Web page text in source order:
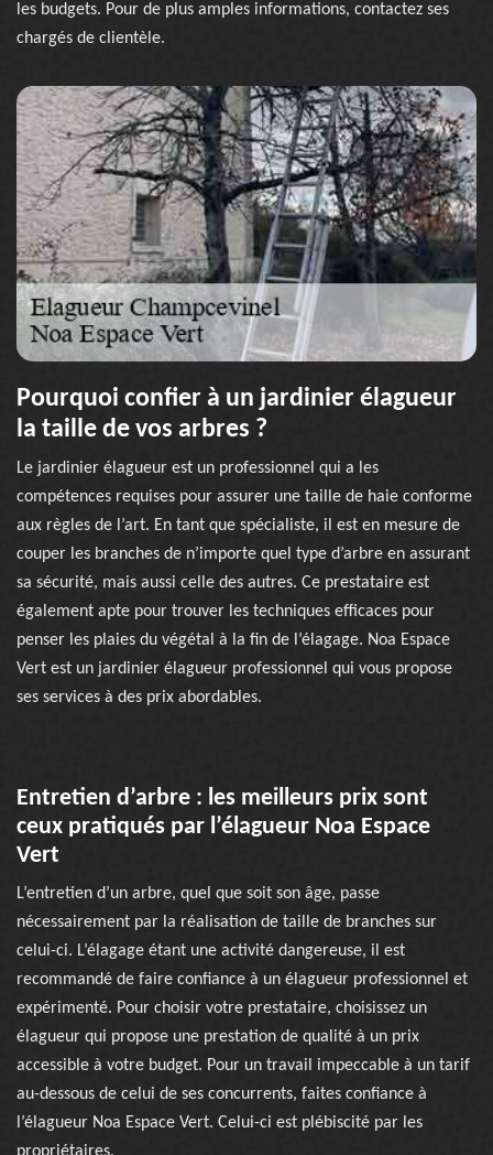
les budgets. Pour de plus amples informations, contactez ses
chargés de clientèle.
Pourquoi confier à un jardinier élagueur
la taille de vos arbres ?
Le jardinier élagueur est un professionnel qui a les
compétences requises pour assurer une taille de haie conforme
aux règles de l’art. En tant que spécialiste, il est en mesure de
couper les branches de n’importe quel type d’arbre en assurant
sa sécurité, mais aussi celle des autres. Ce prestataire est
également apte pour trouver les techniques efficaces pour
penser les plaies du végétal à la fin de l’élagage. Noa Espace
Vert est un jardinier élagueur professionnel qui vous propose
ses services à des prix abordables.
Entretien d’arbre : les meilleurs prix sont
ceux pratiqués par l’élagueur Noa Espace
Vert
L’entretien d’un arbre, quel que soit son âge, passe
nécessairement par la réalisation de taille de branches sur
celui-ci. L’élagage étant une activité dangereuse, il est
recommandé de faire confiance à un élagueur professionnel et
expérimenté. Pour choisir votre prestataire, choisissez un
élagueur qui propose une prestation de qualité à un prix
accessible à votre budget. Pour un travail impeccable à un tarif
au-dessous de celui de ses concurrents, faites confiance à
l’élagueur Noa Espace Vert. Celui-ci est plébiscité par les